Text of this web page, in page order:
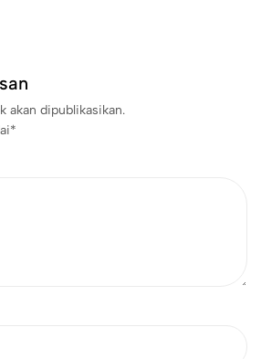
akan dipublikasikan.
*